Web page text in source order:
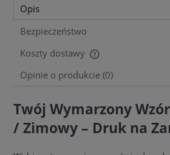
Opis
Bezpieczeństwo
Koszty dostawy
Cena nie zawiera ewentualnych kosztów
Opinie o produkcie (0)
Twój Wymarzony
/ Zimowy – Druk na